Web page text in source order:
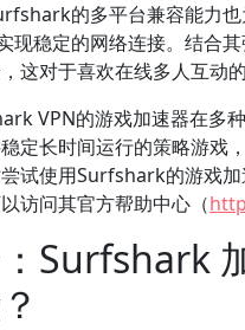
的多平台兼容能力
现稳定的网络连接。结合
这对于喜欢在线多人互动
VPN的游戏加速器在多
定长时间运行的策略游戏
试使用Surfshark的游戏
访问其官方帮助中心（
Surfshark